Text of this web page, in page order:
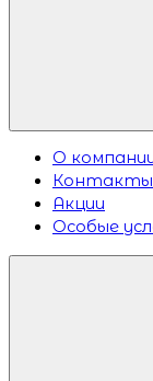
О
Контакты
Акции
Особые